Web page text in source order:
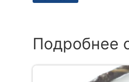
Подробнее